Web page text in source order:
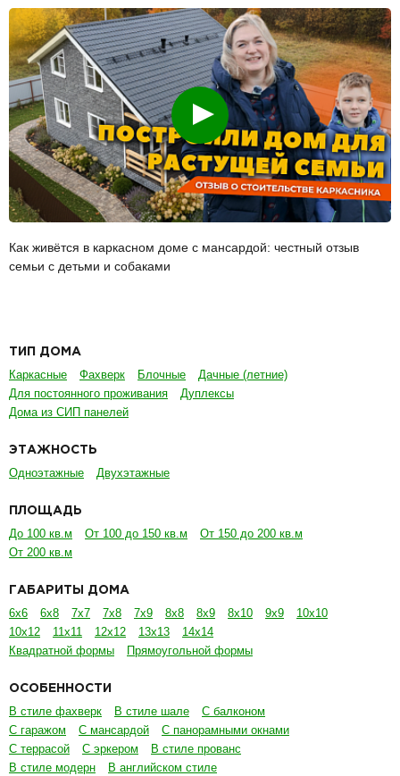
Смотреть
Как живётся в каркасном доме с мансардой: честный отзыв
семьи с детьми и собаками
ТИП ДОМА
Каркасные Фахверк Блочные
Дачные (летние)
Для постоянного проживания
Дуплексы
Дома из СИП панелей
ЭТАЖНОСТЬ
Одноэтажные Двухэтажные
ПЛОЩАДЬ
До 100 кв.м От 100 до 150 кв.м
От 150 до 200 кв.м
От 200 кв.м
ГАБАРИТЫ ДОМА
6х6 6х8 7х7 7х8 7х9 8х8 8х9 8х10 9х9
10х10
10х12
11х11 12х12 13х13
14х14
Квадратной формы
Прямоугольной формы
ОСОБЕННОСТИ
В стиле фахверк В стиле шале
С балконом
С гаражом
С мансардой
С панорамными окнами
С террасой
С эркером
В стиле прованс
В стиле модерн
В английском стиле